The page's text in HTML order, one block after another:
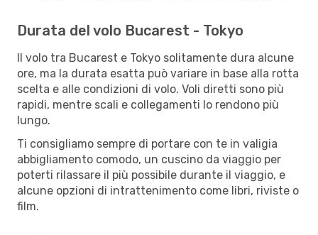
Durata del volo Bucarest - Tokyo
Il volo tra Bucarest e Tokyo solitamente dura alcune
ore, ma la durata esatta può variare in base alla rotta
scelta e alle condizioni di volo. Voli diretti sono più
rapidi, mentre scali e collegamenti lo rendono più
lungo.
Ti consigliamo sempre di portare con te in valigia
abbigliamento comodo, un cuscino da viaggio per
poterti rilassare il più possibile durante il viaggio, e
alcune opzioni di intrattenimento come libri, riviste o
film.